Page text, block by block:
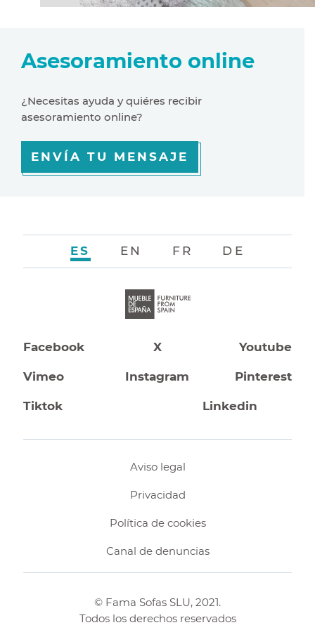
Asesoramiento online
¿Necesitas ayuda y quiéres recibir
asesoramiento online?
ENVÍA TU MENSAJE
Facebook X Youtube
Vimeo Instagram Pinterest
Tiktok Linkedin
ES EN FR DE
© Fama Sofas SLU, 2021.
Todos los derechos reservados
Aviso legal
Privacidad
Política de cookies
Canal de denuncias